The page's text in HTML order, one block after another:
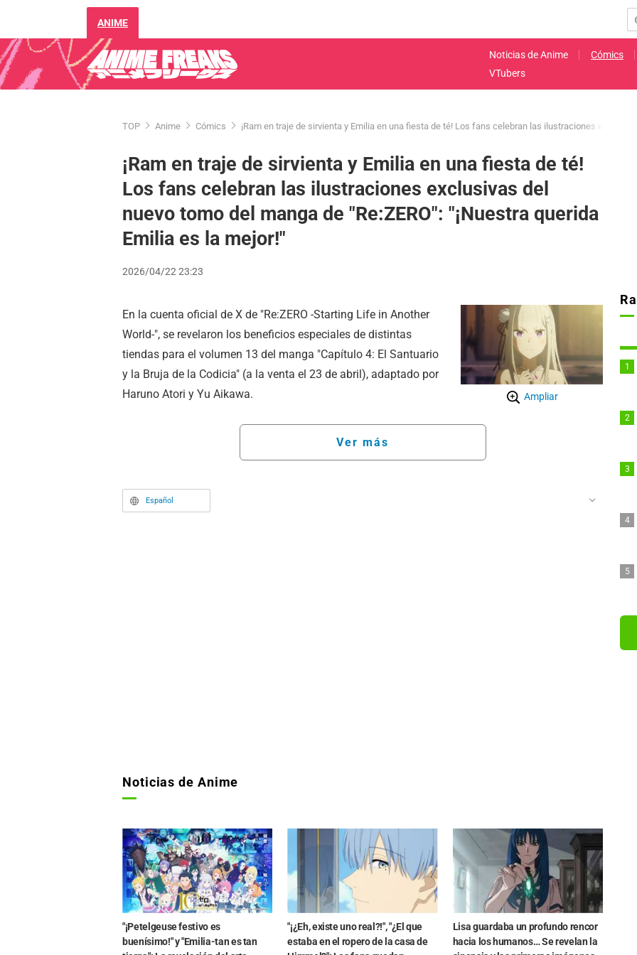
ANIME
Noticias de Anime Cómics
VTubers
TOP Anime Cómics ¡Ram en traje de sirvienta y Emilia en una fiesta de té! Los fans celebran las ilustraciones
¡Ram en traje de sirvienta y Emilia en una fiesta de té!
Los fans celebran las ilustraciones exclusivas del
nuevo tomo del manga de "Re:ZERO": "¡Nuestra querida
Emilia es la mejor!"
2026/04/22 23:23
Ampliar
En la cuenta oficial de X de "Re:ZERO -Starting Life in Another
World-", se revelaron los beneficios especiales de distintas
tiendas para el volumen 13 del manga "Capítulo 4: El Santuario
y la Bruja de la Codicia" (a la venta el 23 de abril), adaptado por
Haruno Atori y Yu Aikawa.
Ver más
Español
Noticias de Anime
"¡Petelgeuse festivo es
buenísimo!" y "Emilia-tan es tan
"¡¿Eh, existe uno real?!", "¿El que
estaba en el ropero de la casa de
Lisa guardaba un profundo rencor
hacia los humanos… Se revelan la